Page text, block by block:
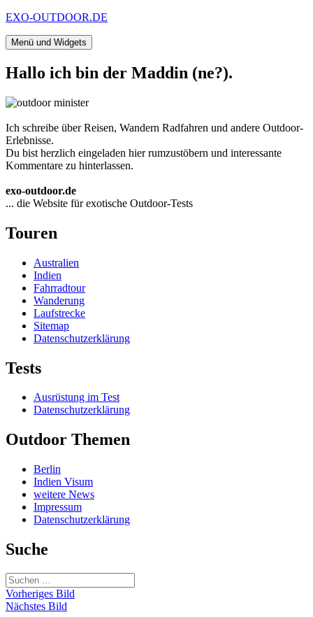
Zum
springen
EXO-OUTDOOR.DE
Menü und Widgets
Hallo ich bin der Maddin (ne?).
Ich schreibe über Reisen, Wandern Radfahren und andere Outdoor-
Erlebnisse.
Du bist herzlich eingeladen hier rumzustöbern und interessante
Kommentare zu hinterlassen.
exo-outdoor.de
... die Website für exotische Outdoor-Tests
Touren
Australien
Indien
Fahrradtour
Wanderung
Laufstrecke
Sitemap
Datenschutzerklärung
Tests
Ausrüstung im Test
Datenschutzerklärung
Outdoor Themen
Berlin
Indien Visum
weitere News
Impressum
Datenschutzerklärung
Suche
Suchen
nach:
Vorheriges Bild
Nächstes Bild